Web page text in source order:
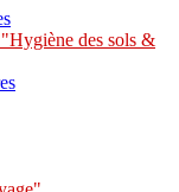
des sols &